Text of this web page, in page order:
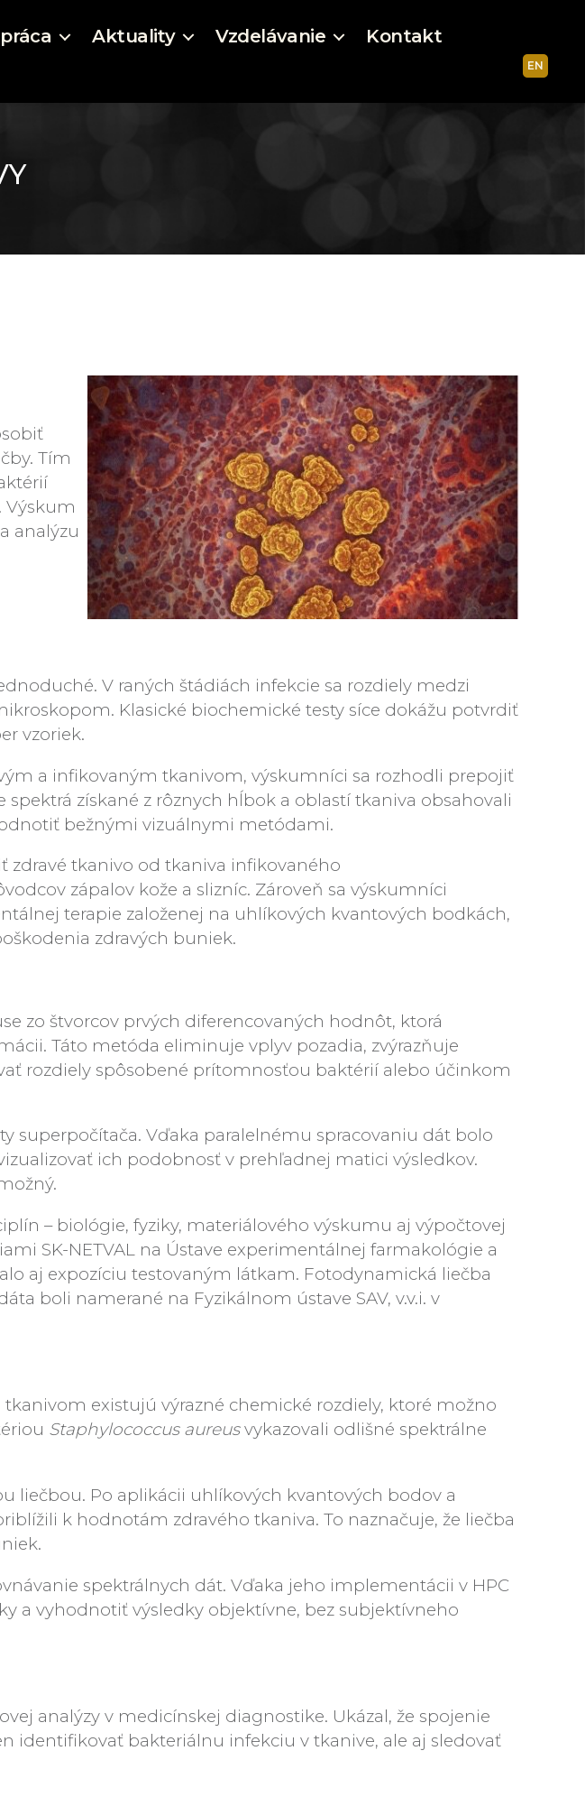
Aktuality Vzdelávanie Kontakt
EN
Tím
Výskum
analýzu
V raných štádiách infekcie sa rozdiely medzi
Klasické biochemické testy síce dokážu potvrdiť
vzoriek.
a infikovaným tkanivom, výskumníci sa rozhodli prepojiť
získané z rôznych hĺbok a oblastí tkaniva obsahovali
bežnými vizuálnymi metódami.
tkanivo od tkaniva infikovaného
zápalov kože a slizníc. Zároveň sa výskumníci
terapie založenej na uhlíkových kvantových bodkách,
zdravých buniek.
zo štvorcov prvých diferencovaných hodnôt, ktorá
Táto metóda eliminuje vplyv pozadia, zvýrazňuje
rozdiely spôsobené prítomnosťou baktérií alebo účinkom
superpočítača. Vďaka paralelnému spracovaniu dát bolo
ich podobnosť v prehľadnej matici výsledkov.
– biológie, fyziky, materiálového výskumu aj výpočtovej
SK-NETVAL na Ústave experimentálnej farmakológie a
aj expozíciu testovaným látkam. Fotodynamická liečba
boli namerané na Fyzikálnom ústave SAV, v.v.i. v
existujú výrazné chemické rozdiely, ktoré možno
Staphylococcus aureusvykazovali odlišné spektrálne
liečbou. Po aplikácii uhlíkových kvantových bodov a
k hodnotám zdravého tkaniva. To naznačuje, že liečba
spektrálnych dát. Vďaka jeho implementácii v HPC
a vyhodnotiť výsledky objektívne, bez subjektívneho
analýzy v medicínskej diagnostike. Ukázal, že spojenie
bakteriálnu infekciu v tkanive, ale aj sledovať